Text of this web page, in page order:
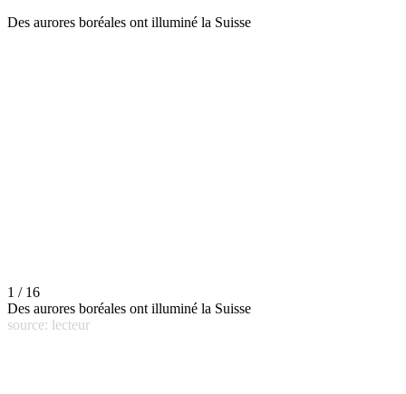
Des aurores boréales ont illuminé la Suisse
1 / 16
Des aurores boréales ont illuminé la Suisse
source: lecteur